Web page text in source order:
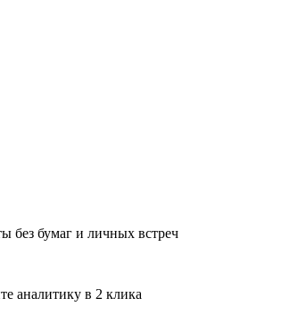
без бумаг и личных встреч
аналитику в 2 клика